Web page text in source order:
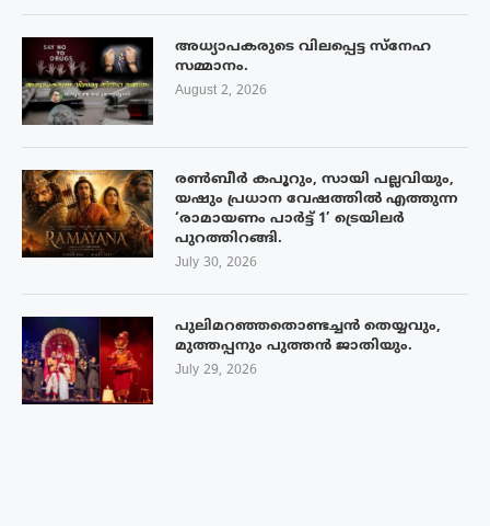
അധ്യാപകരുടെ വിലപ്പെട്ട സ്നേഹ
സമ്മാനം.
August 2, 2026
രൺബീർ കപൂറും, സായി പല്ലവിയും,
യഷും പ്രധാന വേഷത്തിൽ എത്തുന്ന
‘രാമായണം പാർട്ട് 1’ ട്രെയിലർ
പുറത്തിറങ്ങി.
July 30, 2026
പുലിമറഞ്ഞതൊണ്ടച്ചൻ തെയ്യവും,
മുത്തപ്പനും പുത്തൻ ജാതിയും.
July 29, 2026